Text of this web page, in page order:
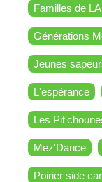
Familles de
Générations
Jeunes
L'espérance
Les
Mez'Dance
Poirier side